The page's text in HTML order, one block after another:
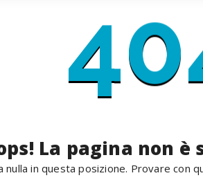
La pagina non
nulla in questa posizione. Provare con